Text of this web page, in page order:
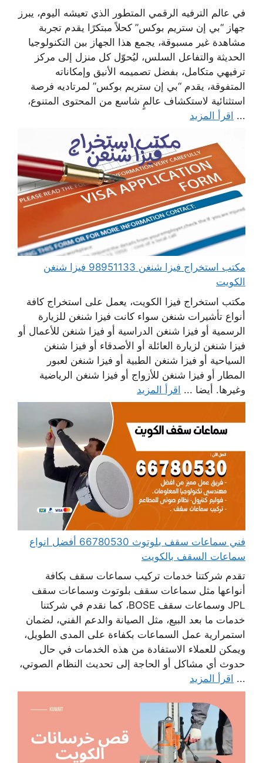
في عالم الترفيه الرقمي المتطور الذي تعيشه اليوم، يبرز
جهاز “بي إن ستريم بوكس” كحلاً مبتكرًا يقدم تجربة
مشاهدة غير مسبوقة، يجمع هذا الجهاز بين التكنولوجيا
الحديثة والتفاعل السلس، ليُحوّل كل منزل إلى مركز
ترفيهي متكامل، بفضل تصميمه الأنيق وإمكاناته
المتفوقة، يقدم “بي إن ستريم بوكس” لمرتاديه فرصة
استثنائية لاستكشاف عالمٍ شاسع من المحتوى المتنوع،
... اقرأ المزيد
مكتب استخراج فيزا شنغن 98951133 فيزا شنغن
الكويت
مكتب استخراج فيزا الكويت، يعمل على استخراج كافة
أنواع تأشيرات شنغن سواء كانت فيزا شنغن للزيارة
الرسمية أو فيزا شنغن الدراسية أو فيزا شنغن للأعمال أو
فيزا شنغن لزيارة العائلة أو الأصدقاء أو فيزا شنغن
السياحية أو فيزا شنغن الطبية أو فيزا شنغن لعبور
المطار أو فيزا شنغن للأزواج أو فيزا شنغن الرياضية
وغيرها. أيضا ... اقرأ المزيد
فني سماعات سقف بلوتوث 66780530 أفضل انواع
سماعات السقف بالكويت
تقدم شركتنا خدمات تركيب سماعات سقف بكافة
أنواعها مثل سماعات سقف بلوتوث وسماعات سقف
JPL وسماعات سقف BOSE، كما نقدم في شركتنا
خدمات ما بعد البيع، مثل الصيانة والدعم الفني، لضمان
استمرارية عمل السماعات بكفاءة على المدى الطويل،
ويمكن للعملاء الاستفادة من هذه الخدمات في حال
حدوث أي مشاكل أو الحاجة إلى تحديث النظام الصوتي،
... اقرأ المزيد